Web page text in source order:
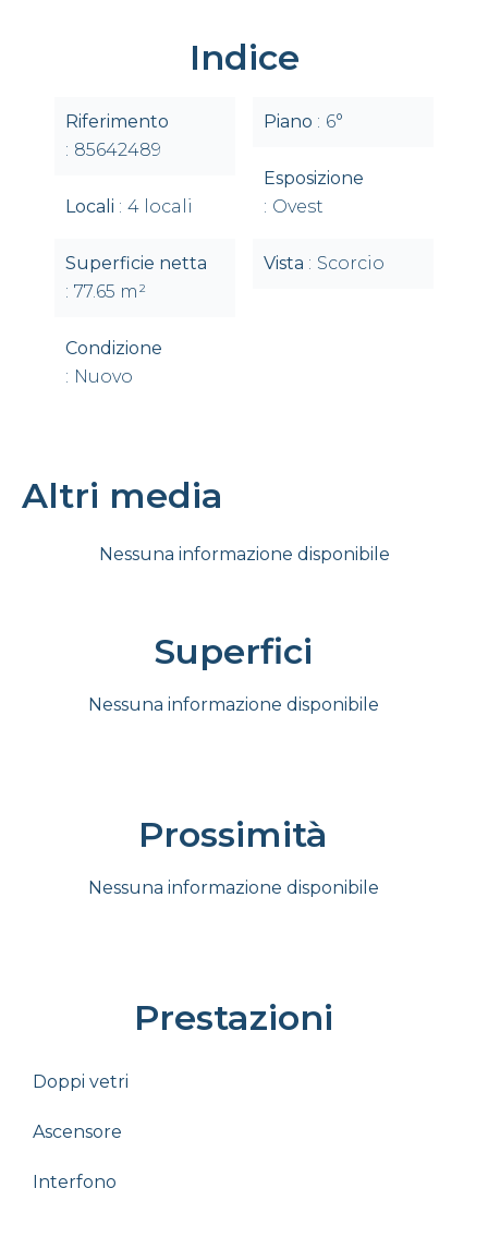
Indice
Riferimento
85642489
Locali 4 locali
Superficie netta
77.65 m²
Condizione
Nuovo
Piano 6°
Esposizione
Ovest
Vista Scorcio
Altri media
Nessuna informazione disponibile
Superfici
Nessuna informazione disponibile
Prossimità
Nessuna informazione disponibile
Prestazioni
Doppi vetri
Ascensore
Interfono